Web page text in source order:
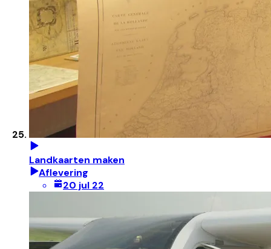
Landkaarten maken
Aflevering
20 jul 22